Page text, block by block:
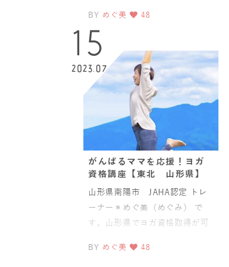
ベビーヨガ マ
BY めぐ美 48
15
2023.07
がんばるママを応援！ヨガ
資格講座【東北 山形県】
山形県南陽市 JAHA認定 トレ
ーナー＊めぐ美（めぐみ） で
す。山形県でヨガ資格取得が可
講可能！【山形
BY めぐ美 48